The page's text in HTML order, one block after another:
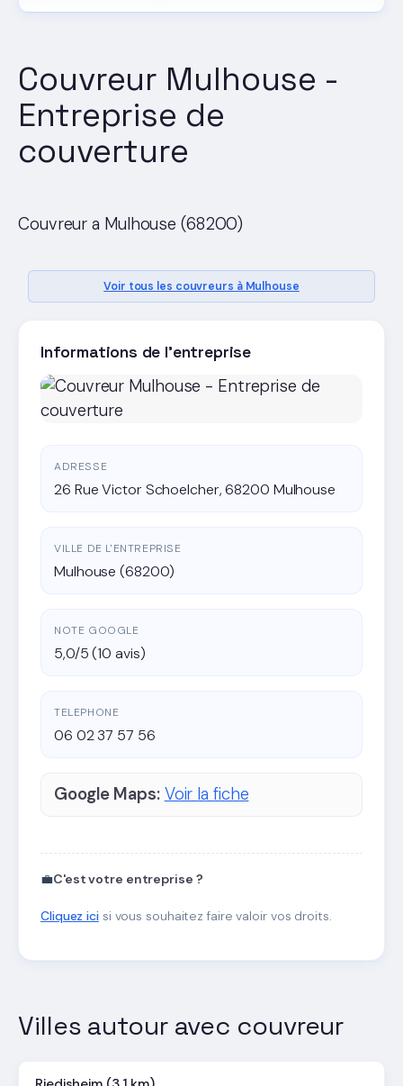
Couvreur Mulhouse -
Entreprise de
couverture
Couvreur a Mulhouse (68200)
Voir tous les couvreurs à Mulhouse
Informations de l'entreprise
ADRESSE
26 Rue Victor Schoelcher, 68200 Mulhouse
VILLE DE L'ENTREPRISE
Mulhouse (68200)
NOTE GOOGLE
5,0/5 (10 avis)
TELEPHONE
06 02 37 57 56
Google Maps: Voir la fiche
💼C'est votre entreprise ?
Cliquez icisi vous souhaitez faire valoir vos droits.
Villes autour avec couvreur